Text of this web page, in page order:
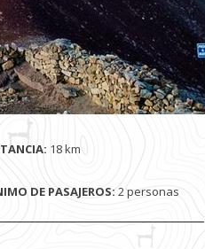
18 km
DE PASAJEROS:2 personas